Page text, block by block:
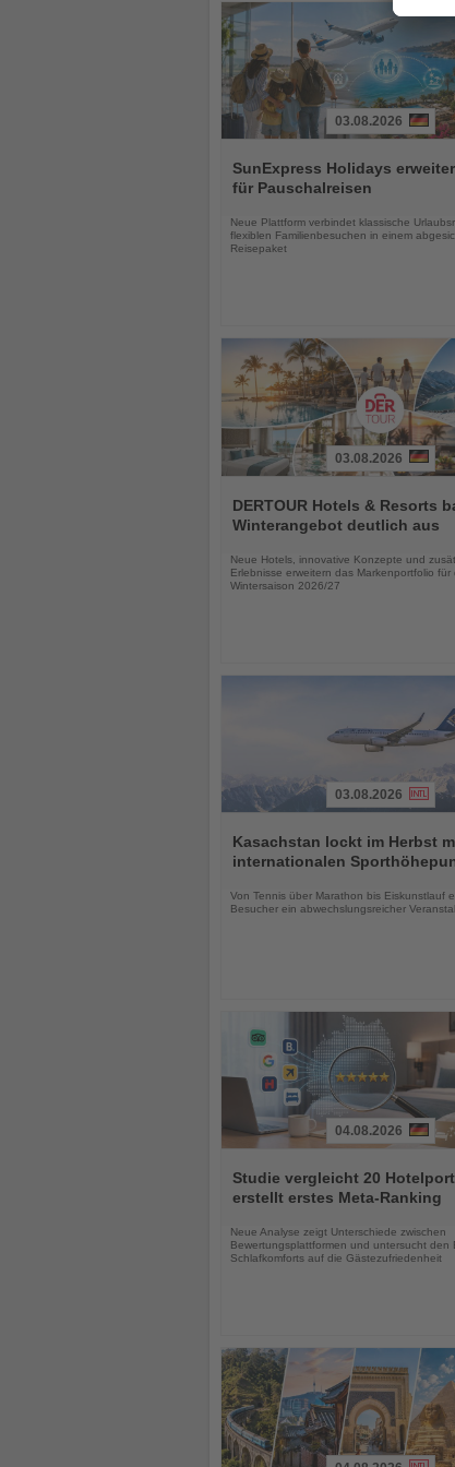
Sie
die
03.08.2026
SunExpress Holidays
für Pauschalreisen
Neue Plattform verbindet klassische
flexiblen Familienbesuchen in einem
Reisepaket
Sie
die
Nachrichten
03.08.2026
DERTOUR Hotels & Resorts
Winterangebot deutlich aus
Neue Hotels, innovative Konzepte und
Erlebnisse erweitern das Markenportfolio für
Wintersaison 2026/27
Sie
die
03.08.2026
Kasachstan lockt im Herbst
internationalen
Von Tennis über Marathon bis Eiskunstlauf
Besucher ein abwechslungsreicher
Sie
die
04.08.2026
Studie vergleicht 20
erstellt erstes Meta-Ranking
Neue Analyse zeigt Unterschiede zwischen
Bewertungsplattformen und untersucht den
Schlafkomforts auf die Gästezufriedenheit